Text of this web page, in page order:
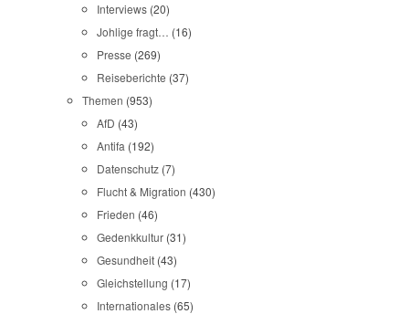
Interviews (20)
Johlige fragt… (16)
Presse (269)
Reiseberichte (37)
Themen (953)
AfD (43)
Antifa (192)
Datenschutz (7)
Flucht & Migration (430)
Frieden (46)
Gedenkkultur (31)
Gesundheit (43)
Gleichstellung (17)
Internationales (65)